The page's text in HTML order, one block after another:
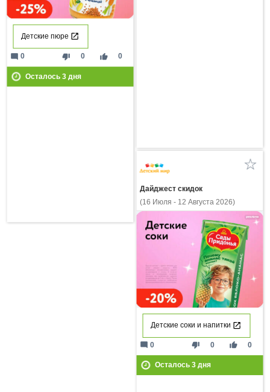
Детские пюре
thumb_down 0 thumb_up 0
mode_comment 0
Осталось 3дня
Дайджест скидок
(16 Июля - 12 Августа 2026)
Детские соки и напитки
thumb_down 0 thumb_up 0
mode_comment 0
Осталось 3дня